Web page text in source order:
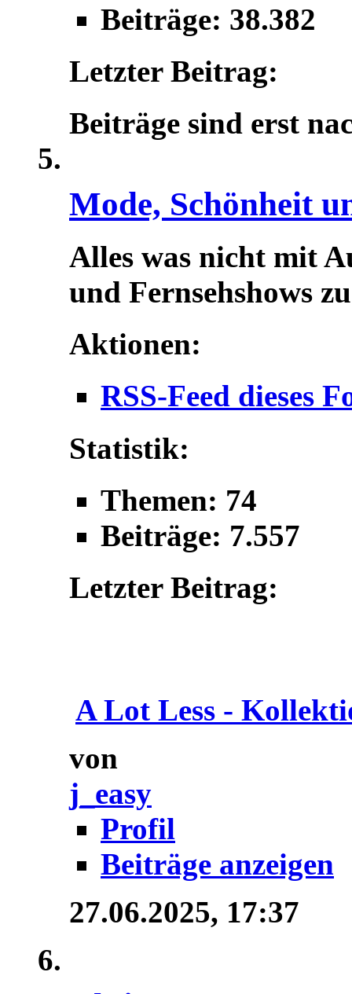
Beiträge: 38.382
Letzter Beitrag:
Beiträge sind erst
Mode, Schönheit
Alles was nicht mit
und Fernsehshows
Aktionen:
RSS-Feed dieses
Statistik:
Themen: 74
Beiträge: 7.557
Letzter Beitrag:
A Lot Less -
von
j_easy
Profil
Beiträge anzeigen
27.06.2025, 17:37